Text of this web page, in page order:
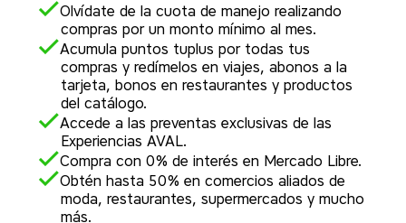
Olvídate de la cuota de manejo realizando
compras por un monto mínimo al mes.
Acumula puntos tuplus por todas tus
compras y redímelos en viajes, abonos a la
tarjeta, bonos en restaurantes y productos
del catálogo.
Accede a las preventas exclusivas de las
Experiencias AVAL.
Compra con 0% de interés en Mercado Libre.
Obtén hasta 50% en comercios aliados de
moda, restaurantes, supermercados y mucho
más.